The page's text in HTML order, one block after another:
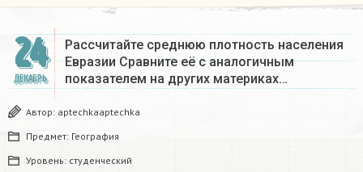
24
ДЕКАБРЬ
Рассчитайте среднюю плотность населения
Евразии Сравните её с аналогичным
показателем на других материках​…
Автор: aptechkaaptechka
Предмет: География
Уровень: студенческий